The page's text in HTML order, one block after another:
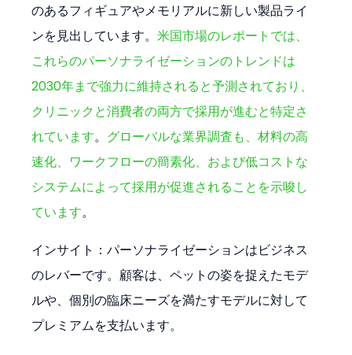
のあるフィギュアやメモリアルに新しい製品ライ
ンを見出しています。米国市場のレポートでは、
これらのパーソナライゼーションのトレンドは
2030年まで強力に維持されると予測されており、
クリニックと消費者の両方で採用が進むと特定さ
れています。 グローバルな業界調査も、材料の高
速化、ワークフローの簡素化、および低コストな
システムによって採用が促進されることを示唆し
ています。
インサイト：パーソナライゼーションはビジネス
のレバーです。顧客は、ペットの姿を捉えたモデ
ルや、個別の臨床ニーズを満たすモデルに対して
プレミアムを支払います。